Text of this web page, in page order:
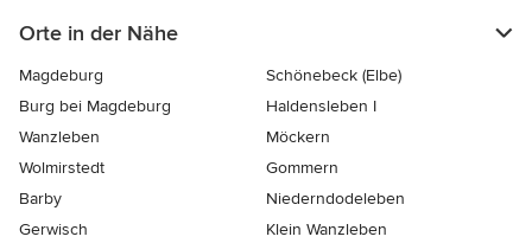
Orte in der Nähe
Magdeburg
Schönebeck (Elbe)
Burg bei Magdeburg
Haldensleben I
Wanzleben
Möckern
Wolmirstedt
Gommern
Barby
Niederndodeleben
Gerwisch
Klein Wanzleben